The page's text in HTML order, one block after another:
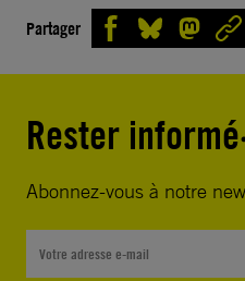
Partager
Rester
Abonnez-vous à notre